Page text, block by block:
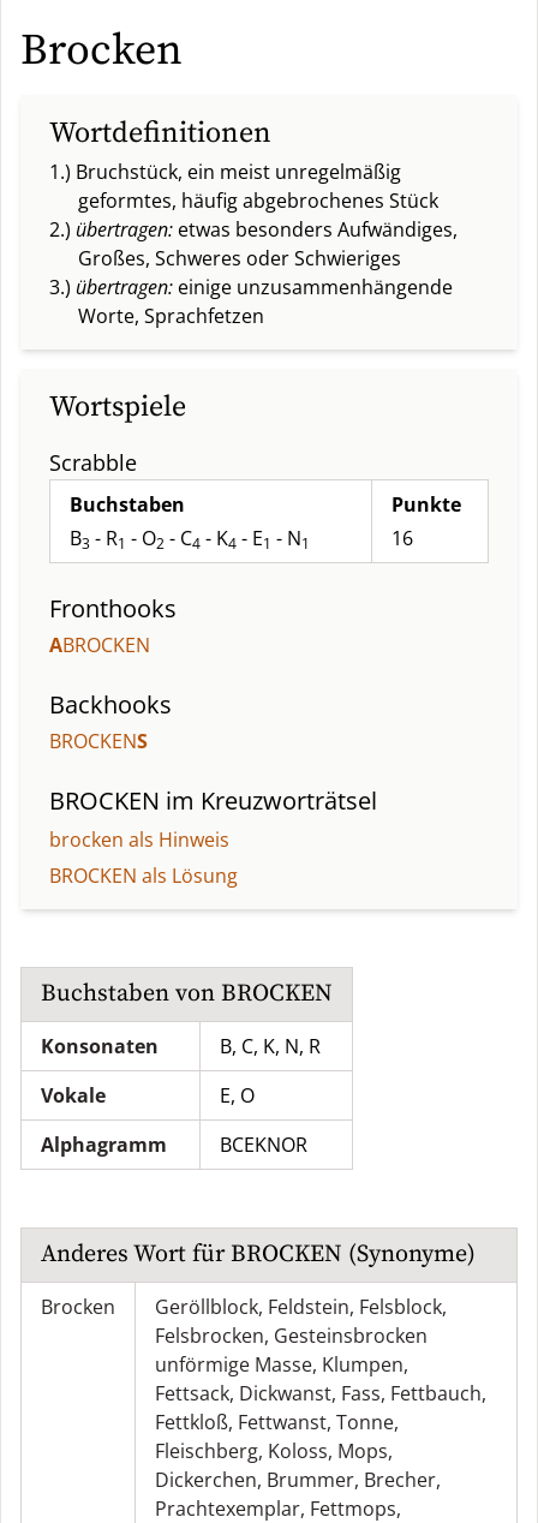
Brocken
Wortdefinitionen
1.) Bruchstück, ein meist unregelmäßig
geformtes, häufig abgebrochenes Stück
2.) übertragen: etwas besonders Aufwändiges,
Großes, Schweres oder Schwieriges
3.) übertragen: einige unzusammenhängende
Worte, Sprachfetzen
Wortspiele
Scrabble
Buchstaben
B3 - R1 - O2 - C4 - K4 - E1 - N1
Punkte
16
Fronthooks
ABROCKEN
Backhooks
BROCKENS
BROCKEN im Kreuzworträtsel
brocken als Hinweis
BROCKEN als Lösung
Buchstaben von BROCKEN
Konsonaten
B, C, K, N, R
Vokale
E, O
Alphagramm
BCEKNOR
Anderes Wort fürBROCKEN (Synonyme)
Brocken Geröllblock, Feldstein, Felsblock,
Felsbrocken, Gesteinsbrocken
unförmige Masse, Klumpen,
Fettsack, Dickwanst, Fass, Fettbauch,
Fettkloß, Fettwanst, Tonne,
Fleischberg, Koloss, Mops,
Dickerchen, Brummer, Brecher,
Prachtexemplar, Fettmops,